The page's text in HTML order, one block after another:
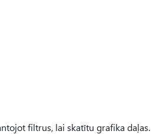
filtrus, lai skatītu grafika daļas.